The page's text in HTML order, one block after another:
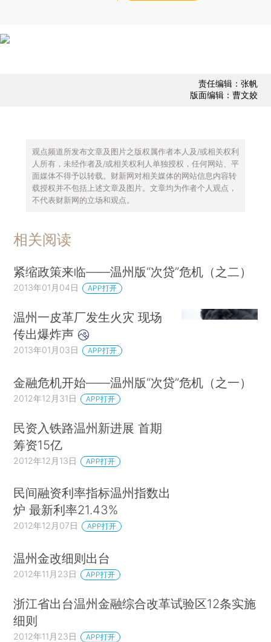
责任编辑：张帆
版面编辑：曹文姣
观点频道所发布文章及图片之版权属作者本人及/或相关权利
人所有，未经作者及/或相关权利人单独授权，任何网站、平
面媒体不得予以转载。财新网对相关媒体的网站信息内容转
载授权并不包括上述文章及图片。文章均为作者个人观点，
不代表财新网的立场和观点。
相关阅读
紧缩政策来临——温州版“次贷”危机（之二）
2013年01月04日 APP打开
温州一皮革厂发生火灾 现场
传出爆炸声
2013年01月03日 APP打开
金融危机开始——温州版“次贷”危机（之一）
2012年12月31日 APP打开
民资入铁路温州新进展 首期
筹资15亿
2012年12月13日 APP打开
民间融资利率指标温州指数出
炉 最新利率21.43%
2012年12月07日 APP打开
温州金改细则出台
2012年11月23日 APP打开
浙江省出台温州金融综合改革试验区12条实施
细则
2012年11月23日 APP打开